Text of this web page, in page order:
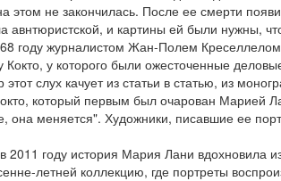
этом не закончилась. После ее смерти
авнтюристской, и картины ей были нужны,
году журналистом Жан-Полем
Кокто, у которого были ожесточенные
слух качует из статьи в статью, из
который первым был очарован Марией
она меняется". Художники, писавшие ее
2011 году история Мария Лани вдохновила
летней коллекцию, где портреты